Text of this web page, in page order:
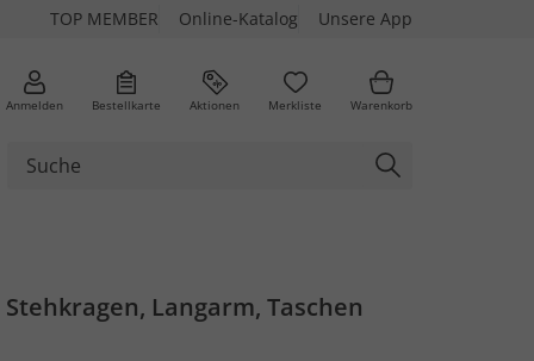
TOP MEMBER Online-Katalog Unsere App
Anmelden Bestellkarte Aktionen Merkliste Warenkorb
Langarm, Taschen